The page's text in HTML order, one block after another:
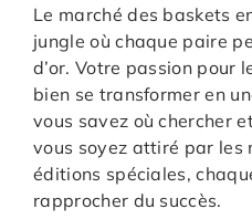
Le marché des baskets
jungle où chaque paire
d’or. Votre passion pour
bien se transformer en
vous savez où chercher
vous soyez attiré par les
éditions spéciales,
rapprocher du succès.